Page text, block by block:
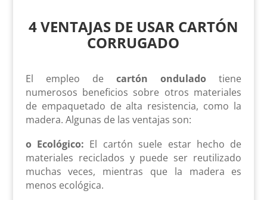
4 VENTAJAS DE USAR CARTÓN
CORRUGADO
El empleo decartón ondulado tiene
numerosos beneficios sobre otros materiales
de empaquetado de alta resistencia, como la
madera. Algunas de las ventajas son:
o Ecológico: El cartón suele estar hecho de
materiales reciclados y puede ser reutilizado
muchas veces, mientras que la madera es
menos ecológica.